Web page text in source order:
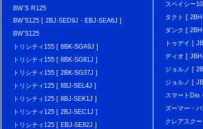
BW'S R125
BW’S125 [ 2BJ-SED9J・EBJ-SEA6J ]
BW'S125
トリシティ155 [ 8BK-SGA9J ]
トリシティ155 [ 8BK-SG81J ]
トリシティ155 [ 2BK-SG37J ]
トリシティ125 [ 8BJ-SEL4J ]
トリシティ125 [ 8BJ-SEK1J ]
トリシティ125 [ 2BJ-SEC1J ]
トリシティ125 [ EBJ-SE82J ]
スペイシー
タクト [
ダンク [
トゥデイ [
ディオ [
ジョルノ [
ジョルノ [
スマートDio
ズーマー・
クレアスク